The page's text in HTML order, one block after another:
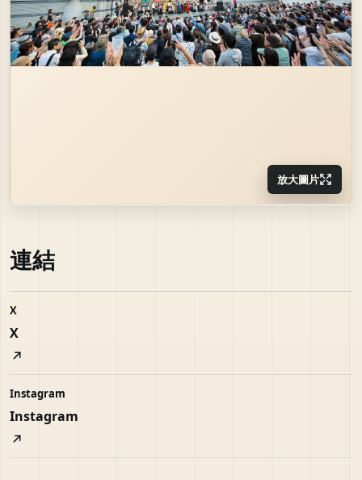
放大圖片
連結
X
X
Instagram
Instagram